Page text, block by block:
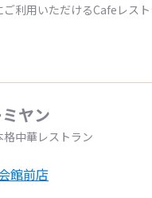
ご利用いただけるCafeレス
ヤン
格中華レストラン
館前店